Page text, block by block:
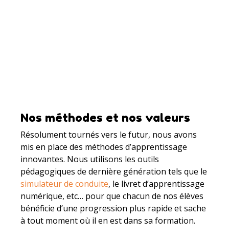
Nos méthodes et nos valeurs
Résolument tournés vers le futur, nous avons
mis en place des méthodes d’apprentissage
innovantes. Nous utilisons les outils
pédagogiques de dernière génération tels que le
simulateur de conduite, le livret d’apprentissage
numérique, etc… pour que chacun de nos élèves
bénéficie d’une progression plus rapide et sache
à tout moment où il en est dans sa formation.